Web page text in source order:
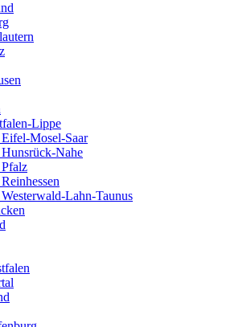
Lippe
Mosel-Saar
Nahe
Lahn-Taunus